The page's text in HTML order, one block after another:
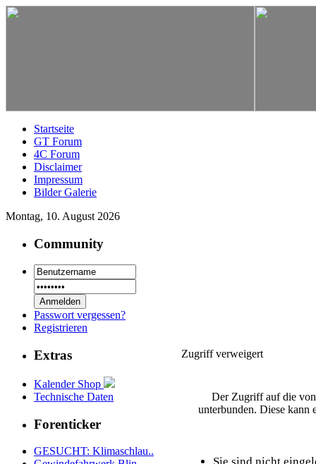
Startseite
GT Forum
4C Forum
Disclaimer
Impressum
Bilder Galerie
Montag, 10. August 2026
Community
Passwort vergessen?
Registrieren
Extras
Kalender Shop
Technische Daten
Forenticker
GESUCHT: Klimaschlau..
Zugriff verweigert
Der Zugriff auf die
unterbunden. Diese kann